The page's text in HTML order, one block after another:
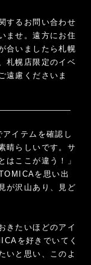
するお問い合わせ
ませ。遠方にお住
合いましたら札幌
札幌店限定のイベ
遠慮くださいま
イテムを確認し
晴らしいです。サ
はここが違う！」
を思い出
が沢山あり、見ど
きたいほどのアイ
を好きでいてく
いと思い、このよ